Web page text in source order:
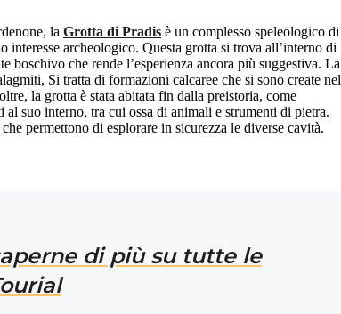
la Grotta di Pradis è un complesso speleologico di
interesse archeologico. Questa grotta si trova all’interno di
boschivo che rende l’esperienza ancora più suggestiva. La
Si tratta di formazioni calcaree che si sono create nel
la grotta è stata abitata fin dalla preistoria, come
suo interno, tra cui ossa di animali e strumenti di pietra.
permettono di esplorare in sicurezza le diverse cavità.
di più su tutte le